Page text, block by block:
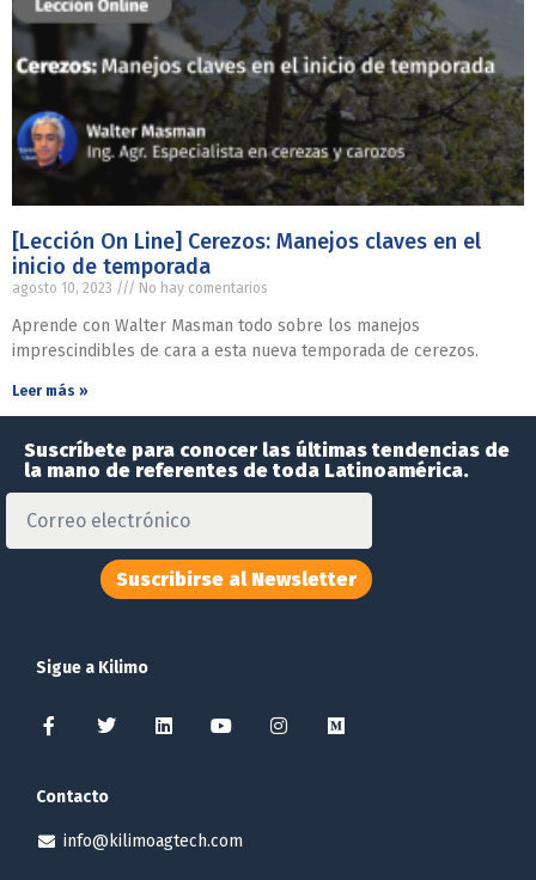
[Lección On Line] Cerezos: Manejos claves en el
inicio de temporada
agosto 10, 2023 No hay comentarios
Aprende con Walter Masman todo sobre los manejos
imprescindibles de cara a esta nueva temporada de cerezos.
Leer más »
Suscríbete para conocer las últimas tendencias de
la mano de referentes de toda Latinoamérica.
Suscribirse al Newsletter
Sigue a Kilimo
Contacto
info@kilimoagtech.com